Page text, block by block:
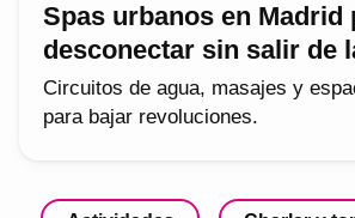
Spas urbanos en Madrid
desconectar sin salir de
Circuitos de agua, masajes y
para bajar revoluciones.